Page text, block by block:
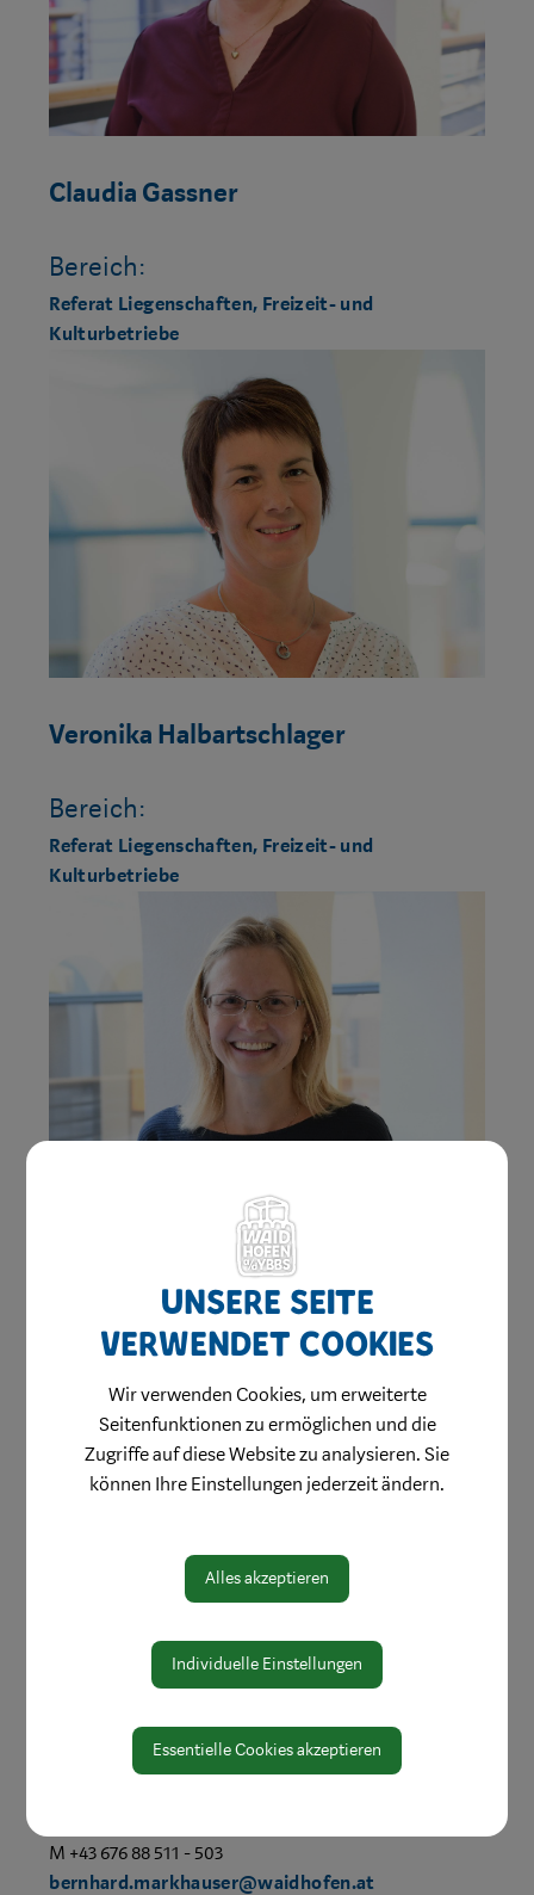
Claudia Gassner
Bereich:
Referat Liegenschaften, Freizeit- und
Kulturbetriebe
Veronika Halbartschlager
Bereich:
Referat Liegenschaften, Freizeit- und
Kulturbetriebe
Claudia Korntheuer
Bereich:
Referat Liegenschaften, Freizeit- und
Kulturbetriebe
M +43 676 88 511 - 503
bernhard.markhauser@waidhofen.at
Unsere Seite
verwendet Cookies
Wir verwenden Cookies, um erweiterte
Seitenfunktionen zu ermöglichen und die
Zugriffe auf diese Website zu analysieren. Sie
können Ihre Einstellungen jederzeit ändern.
Alles akzeptieren
Individuelle Einstellungen
Essentielle Cookies akzeptieren